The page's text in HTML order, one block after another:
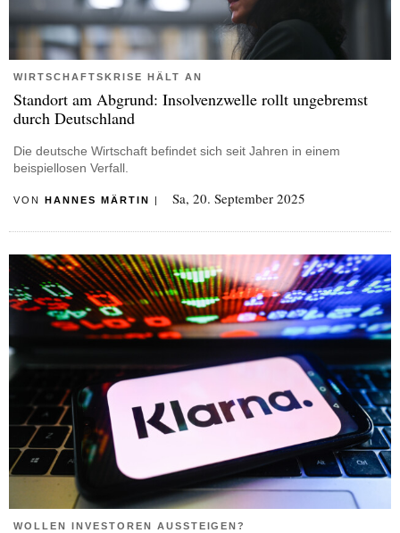
WIRTSCHAFTSKRISE HÄLT AN
Standort am Abgrund: Insolvenzwelle rollt ungebremst
durch Deutschland
Die deutsche Wirtschaft befindet sich seit Jahren in einem
beispiellosen Verfall.
VON HANNES MÄRTIN Sa, 20. September 2025
WOLLEN INVESTOREN AUSSTEIGEN?